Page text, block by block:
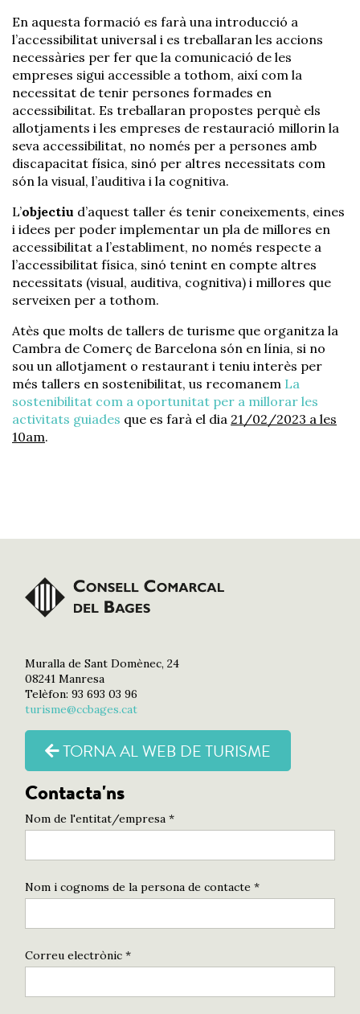
En aquesta formació es farà una introducció a
l’accessibilitat universal i es treballaran les accions
necessàries per fer que la comunicació de les
empreses sigui accessible a tothom, així com la
necessitat de tenir persones formades en
accessibilitat. Es treballaran propostes perquè els
allotjaments i les empreses de restauració millorin la
seva accessibilitat, no només per a persones amb
discapacitat física, sinó per altres necessitats com
són la visual, l’auditiva i la cognitiva.
L’objectiu d’aquest taller és tenir coneixements, eines
i idees per poder implementar un pla de millores en
accessibilitat a l’establiment, no només respecte a
l’accessibilitat física, sinó tenint en compte altres
necessitats (visual, auditiva, cognitiva) i millores que
serveixen per a tothom.
Atès que molts de tallers de turisme que organitza la
Cambra de Comerç de Barcelona són en línia, si no
sou un allotjament o restaurant i teniu interès per
més tallers en sostenibilitat, us recomanem La
sostenibilitat com a oportunitat per a millorar les
activitats guiades que es farà el dia 21/02/2023 a les
10am.
Muralla de Sant Domènec, 24
08241 Manresa
Telèfon: 93 693 03 96
turisme@ccbages.cat
TORNA AL WEB DE TURISME
Contacta'ns
Nom de l'entitat/empresa *
Nom i cognoms de la persona de contacte *
Correu electrònic *